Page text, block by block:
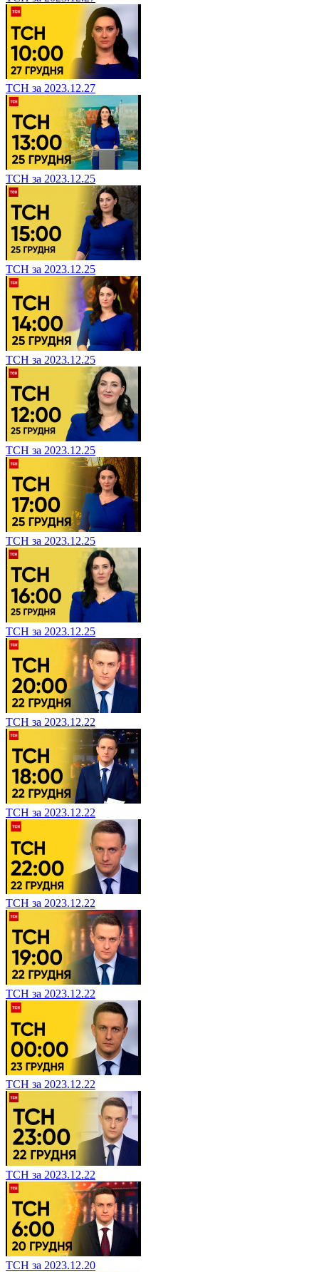
ТСН за 2023.12.27
ТСН за 2023.12.25
ТСН за 2023.12.25
ТСН за 2023.12.25
ТСН за 2023.12.25
ТСН за 2023.12.25
ТСН за 2023.12.25
ТСН за 2023.12.22
ТСН за 2023.12.22
ТСН за 2023.12.22
ТСН за 2023.12.22
ТСН за 2023.12.22
ТСН за 2023.12.22
ТСН за 2023.12.20